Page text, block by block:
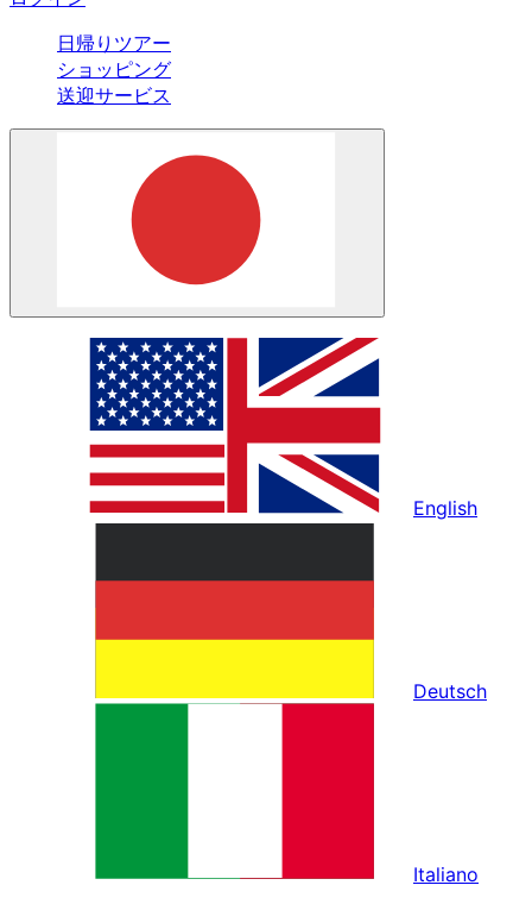
日帰りツアー
ショッピング
送迎サービス
English
Deutsch
Italiano